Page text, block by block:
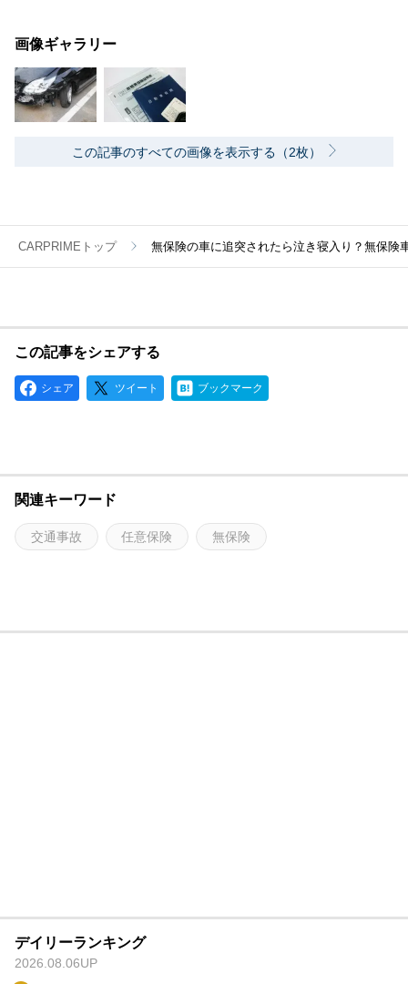
画像ギャラリー
この記事のすべての画像を表示する（2枚）
CARPRIMEトップ 無保険の車に追突されたら泣き寝入り？無保険
この記事をシェアする
シェア ツイート ブックマーク
関連キーワード
交通事故 任意保険 無保険
デイリーランキング
2026.08.06UP